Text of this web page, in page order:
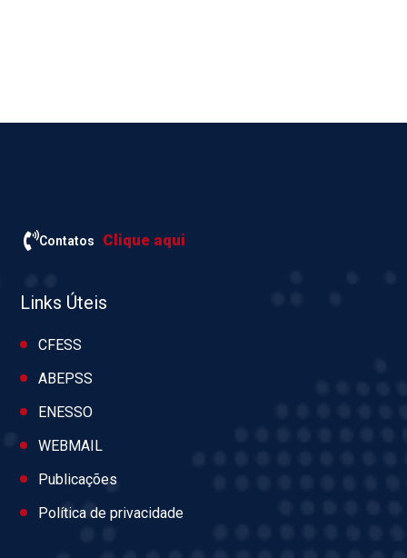
Contatos Clique aqui
Links Úteis
CFESS
ABEPSS
ENESSO
WEBMAIL
Publicações
Política de privacidade